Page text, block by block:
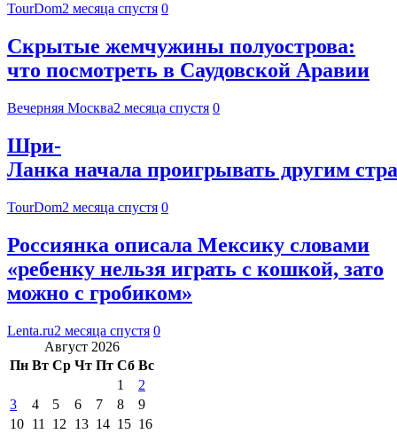
TourDom2 месяца спустя 0
Скрытые жемчужины полуострова:
что посмотреть в Саудовской Аравии
Вечерняя Москва2 месяца спустя 0
Шри-
Ланка начала проигрывать другим
TourDom2 месяца спустя 0
Россиянка описала Мексику словами
«ребенку нельзя играть с кошкой, зато
можно с гробиком»
Lenta.ru2 месяца спустя 0
Август 2026
Пн Вт Ср Чт Пт Сб Вс
1
2
3
4 5 6 7 8
9
10 11 12 13 14 15 16